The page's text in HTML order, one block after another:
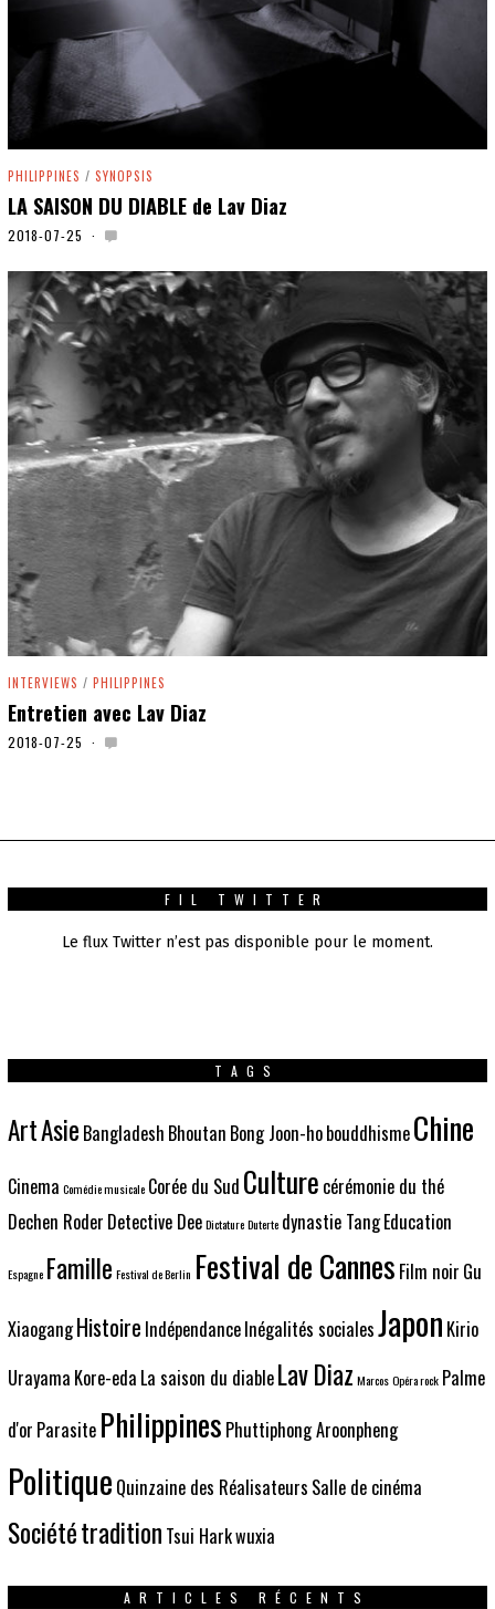
PHILIPPINES / SYNOPSIS
LA SAISON DU DIABLE de Lav Diaz
2018-07-25
2
0
-
0
1
-
0
INTERVIEWS / PHILIPPINES
Entretien avec Lav Diaz
2018-07-25
3
FIL TWITTER
Le flux Twitter n’est pas disponible pour le moment.
TAGS
ArtAsie Bangladesh Bhoutan Bong Joon-hobouddhismeChine
Cinema Comédie musicale Corée du Sud Culture cérémonie du thé
Dechen Roder Detective Dee Dictature Duterte dynastie TangEducation
Espagne Famille Festival de Berlin Festival de Cannes Film noir Gu
XiaogangHistoire IndépendanceInégalités socialesJapon Kirio
Urayama Kore-eda La saison du diableLav Diaz Marcos Opéra rock Palme
d'or Parasite Philippines Phuttiphong Aroonpheng
Politique Quinzaine des Réalisateurs Salle de cinéma
Sociététradition Tsui Harkwuxia
ARTICLES RÉCENTS